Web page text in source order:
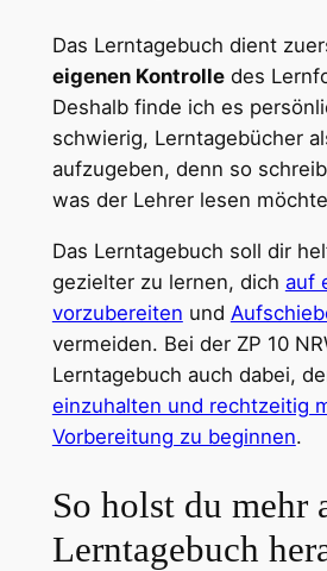
Das Lerntagebuch dient
eigenen Kontrolledes
Deshalb finde ich es
schwierig, Lerntagebücher
aufzugeben, denn so
was der Lehrer lesen
Das Lerntagebuch soll dir
gezielter zu lernen, dich auf
vorzubereiten und
vermeiden. Bei der ZP 10
Lerntagebuch auch dabei,
einzuhalten und rechtzeitig
Vorbereitung zu beginnen.
So holst du mehr
Lerntagebuch